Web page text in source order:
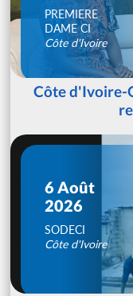
PREMIERE
DAME CI
Côte d'Ivoire
Côte d'Ivoire-
6 Août
2026
SODECI
Côte d'Ivoire